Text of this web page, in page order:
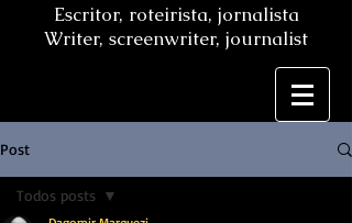
Escritor, roteirista, jornalista
Writer, screenwriter, journalist
Post
Todos posts